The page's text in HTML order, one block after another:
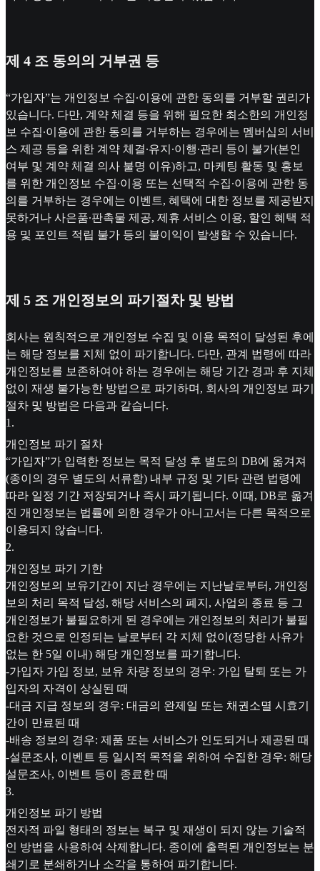
제 4 조 동의의 거부권 등
“가입자”는 개인정보 수집∙이용에 관한 동의를 거부할 권리가
있습니다. 다만, 계약 체결 등을 위해 필요한 최소한의 개인정
보 수집∙이용에 관한 동의를 거부하는 경우에는 멤버십의 서비
스 제공 등을 위한 계약 체결∙유지∙이행∙관리 등이 불가(본인
여부 및 계약 체결 의사 불명 이유)하고, 마케팅 활동 및 홍보
를 위한 개인정보 수집∙이용 또는 선택적 수집∙이용에 관한 동
의를 거부하는 경우에는 이벤트, 혜택에 대한 정보를 제공받지
못하거나 사은품∙판촉물 제공, 제휴 서비스 이용, 할인 혜택 적
용 및 포인트 적립 불가 등의 불이익이 발생할 수 있습니다.
제 5 조 개인정보의 파기절차 및 방법
회사는 원칙적으로 개인정보 수집 및 이용 목적이 달성된 후에
는 해당 정보를 지체 없이 파기합니다. 다만, 관계 법령에 따라
개인정보를 보존하여야 하는 경우에는 해당 기간 경과 후 지체
없이 재생 불가능한 방법으로 파기하며, 회사의 개인정보 파기
절차 및 방법은 다음과 같습니다.
1 .
개인정보 파기 절차
“가입자”가 입력한 정보는 목적 달성 후 별도의 DB에 옮겨져
(종이의 경우 별도의 서류함) 내부 규정 및 기타 관련 법령에
따라 일정 기간 저장되거나 즉시 파기됩니다. 이때, DB로 옮겨
진 개인정보는 법률에 의한 경우가 아니고서는 다른 목적으로
이용되지 않습니다.
2.
개인정보 파기 기한
개인정보의 보유기간이 지난 경우에는 지난날로부터, 개인정
보의 처리 목적 달성, 해당 서비스의 폐지, 사업의 종료 등 그
개인정보가 불필요하게 된 경우에는 개인정보의 처리가 불필
요한 것으로 인정되는 날로부터 각 지체 없이(정당한 사유가
없는 한 5일 이내) 해당 개인정보를 파기합니다.
-가입자 가입 정보, 보유 차량 정보의 경우: 가입 탈퇴 또는 가
입자의 자격이 상실된 때
-대금 지급 정보의 경우: 대금의 완제일 또는 채권소멸 시효기
간이 만료된 때
-배송 정보의 경우: 제품 또는 서비스가 인도되거나 제공된 때
-설문조사, 이벤트 등 일시적 목적을 위하여 수집한 경우: 해당
설문조사, 이벤트 등이 종료한 때
3.
개인정보 파기 방법
전자적 파일 형태의 정보는 복구 및 재생이 되지 않는 기술적
인 방법을 사용하여 삭제합니다. 종이에 출력된 개인정보는 분
쇄기로 분쇄하거나 소각을 통하여 파기합니다.